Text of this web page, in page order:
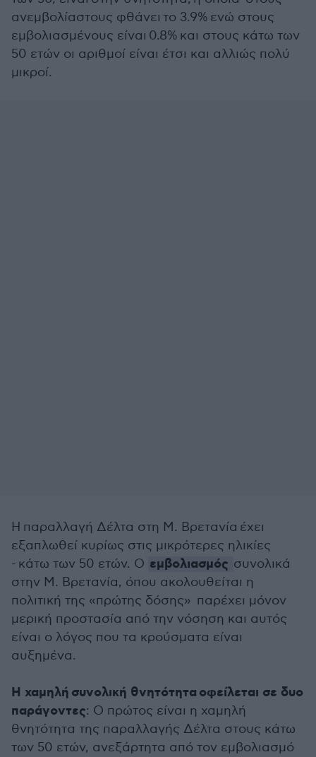
ανεμβολίαστους φθάνει το 3.9% ενώ στους
εμβολιασμένους είναι 0.8% και στους κάτω των
50 ετών οι αριθμοί είναι έτσι και αλλιώς πολύ
μικροί.
Η παραλλαγή Δέλτα στη Μ. Βρετανία έχει
εξαπλωθεί κυρίως στις μικρότερες ηλικίες
- κάτω των 50 ετών. Ο εμβολιασμός συνολικά
στην Μ. Βρετανία, όπου ακολουθείται η
πολιτική της «πρώτης δόσης» παρέχει μόνον
μερική προστασία από την νόσηση και αυτός
είναι ο λόγος που τα κρούσματα είναι
αυξημένα.
Η χαμηλή συνολική θνητότητα οφείλεται σε δυο
παράγοντες: Ο πρώτος είναι η χαμηλή
θνητότητα της παραλλαγής Δέλτα στους κάτω
των 50 ετών, ανεξάρτητα από τον εμβολιασμό